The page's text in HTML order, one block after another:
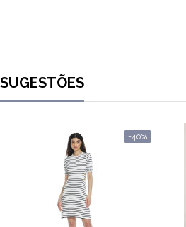
SUGESTÕES
-40%